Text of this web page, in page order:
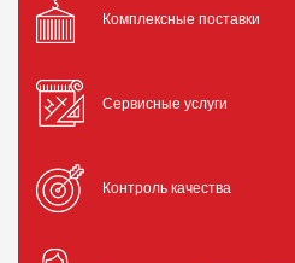
Комплексные поставки
Сервисные услуги
Контроль качества